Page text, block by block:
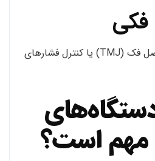
برای اصلاح مشکلات مفصل فک (TMJ) یا کنترل فشارهای
مهم است؟